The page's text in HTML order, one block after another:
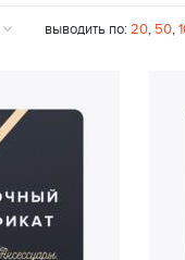
выводить по: 20, 50,